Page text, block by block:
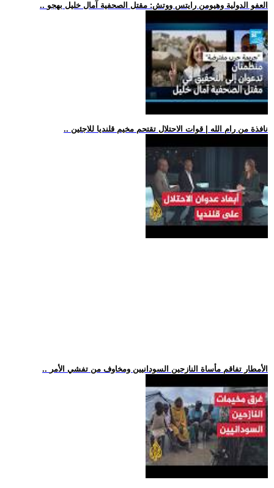
.. العفو الدولية وهيومن رايتس ووتش: مقتل الصحفية آمال خليل بهجو
.. نافذة من رام الله | قوات الاحتلال تقتحم مخيم قلنديا للاجئين
.. الأمطار تفاقم مأساة النازحين السودانيين ومخاوف من تفشي الأمر